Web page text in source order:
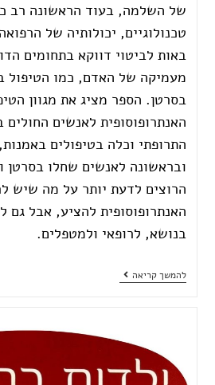
של השלמה, בעוד הראשונה רב
טכנולוגיים, יכולותיה של
באות לביטוי דווקא בתחומים
מעמיקה של האדם, כמו הטיפול
בסרטן. הספר מציג את מגוון
האנתרופוסופית לאנשים
התרופתי וכלה בטיפולים
ובראשונה לאנשים שחלו בסרטן
הרוצים לדעת יותר על מה שיש
האנתרופוסופית להציע, אבל גם
בנושא, לרופאי ולמטפלים.
להמשך קריאה